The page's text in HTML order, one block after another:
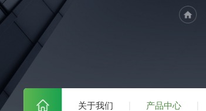
关于我们 产品中心